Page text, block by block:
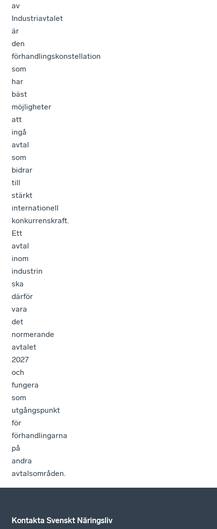
av
Industriavtalet
är
den
förhandlingskonstellation
som
har
bäst
möjligheter
att
ingå
avtal
som
bidrar
till
stärkt
internationell
konkurrenskraft.
Ett
avtal
inom
industrin
ska
därför
vara
det
normerande
avtalet
2027
och
fungera
som
utgångspunkt
för
förhandlingarna
på
andra
avtalsområden.
Kontakta Svenskt Näringsliv